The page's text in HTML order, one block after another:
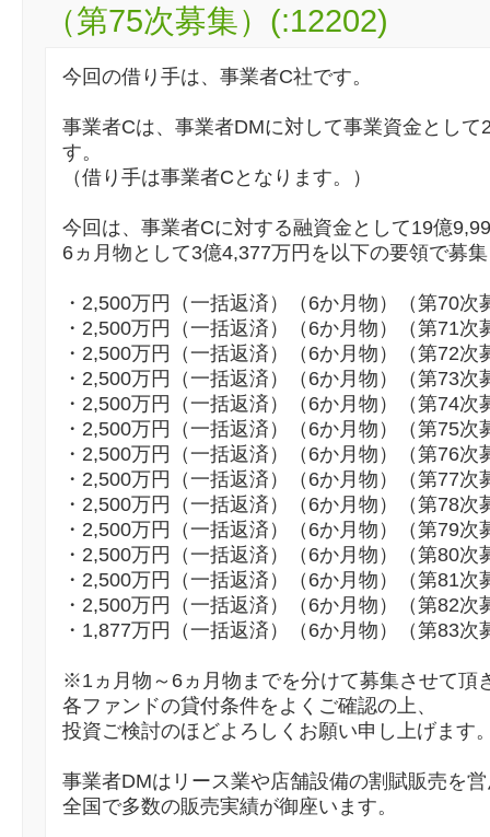
（第75次募集）(:12202)
今回の借り手は、事業者C社です。
事業者Cは、事業者DMに対して事業資金として
す。
（借り手は事業者Cとなります。）
今回は、事業者Cに対する融資金として19億
6ヵ月物として3億4,377万円を以下の要領で募
・2,500万円（一括返済）（6か月物）（第70次
・2,500万円（一括返済）（6か月物）（第71次
・2,500万円（一括返済）（6か月物）（第72次
・2,500万円（一括返済）（6か月物）（第73次
・2,500万円（一括返済）（6か月物）（第74次
・2,500万円（一括返済）（6か月物）（第75次
・2,500万円（一括返済）（6か月物）（第76次
・2,500万円（一括返済）（6か月物）（第77次
・2,500万円（一括返済）（6か月物）（第78次
・2,500万円（一括返済）（6か月物）（第79次
・2,500万円（一括返済）（6か月物）（第80次
・2,500万円（一括返済）（6か月物）（第81次
・2,500万円（一括返済）（6か月物）（第82次
・1,877万円（一括返済）（6か月物）（第83次
※1ヵ月物～6ヵ月物までを分けて募集させて頂
各ファンドの貸付条件をよくご確認の上、
投資ご検討のほどよろしくお願い申し上げます
事業者DMはリース業や店舗設備の割賦販売を
全国で多数の販売実績が御座います。